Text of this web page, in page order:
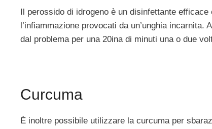
Il perossido di idrogeno è un disinfettante
l’infiammazione provocati da un’unghia
dal problema per una 20ina di minuti una o due
Curcuma
È inoltre possibile utilizzare la curcuma per